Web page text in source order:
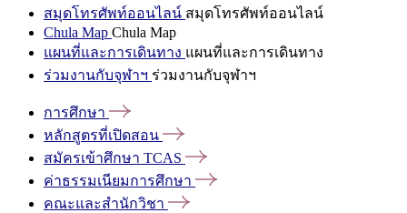
สมุดโทรศัพท์ออนไลน์ สมุดโทรศัพท์ออนไลน์
Chula Map Chula Map
แผนที่และการเดินทาง แผนที่และการเดินทาง
ร่วมงานกับจุฬาฯ ร่วมงานกับจุฬาฯ
การศึกษา
หลักสูตรที่เปิดสอน
สมัครเข้าศึกษา TCAS
ค่าธรรมเนียมการศึกษา
คณะและสำนักวิชา